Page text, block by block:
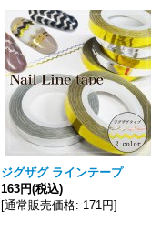
ジグザグ ラインテープ
163円(税込)
[通常販売価格: 171円]